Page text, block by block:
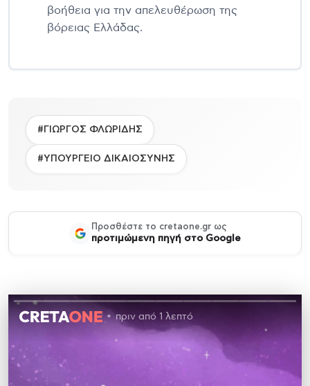
βοήθεια για την απελευθέρωση της
βόρειας Ελλάδας.
#ΓΙΩΡΓΟΣ ΦΛΩΡΙΔΗΣ
#ΥΠΟΥΡΓΕΙΟ ΔΙΚΑΙΟΣΥΝΗΣ
Προσθέστε το cretaone.gr ως
προτιμώμενη πηγή στο Google
πριν από 1 λεπτό